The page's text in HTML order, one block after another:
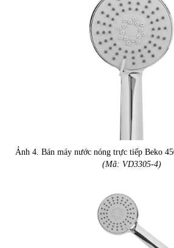
Ảnh 4. Bán máy nước nóng trực tiếp Beko
(Mã: VD3305-4)